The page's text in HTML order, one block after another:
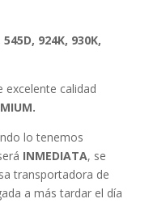
924K, 930K,
calidad
lo tenemos
INMEDIATA, se
transportadora de
a más tardar el día